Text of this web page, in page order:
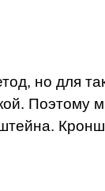
но для
Поэтому